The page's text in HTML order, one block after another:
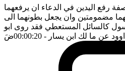
رفع اليدين في الدعاء ان يرفعهما
مضمومتين وان يجعل بطونهما الى
كالسائل المستعطي فقد روى ابو
عن ما لك ابن يسار - 00:00:20 ضَ